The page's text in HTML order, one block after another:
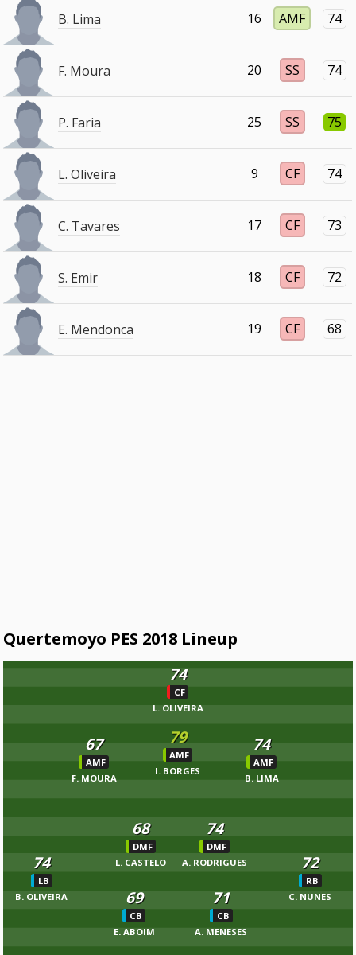
B. Lima 16 AMF 74
F. Moura 20 SS 74
P. Faria 25 SS 75
L. Oliveira 9 CF 74
C. Tavares 17 CF 73
S. Emir 18 CF 72
E. Mendonca 19 CF 68
Quertemoyo PES 2018 Lineup
71
CB
A. MENESES
69
CB
E. ABOIM
72
RB
C. NUNES
74
LB
B. OLIVEIRA
74
DMF
A. RODRIGUES
68
DMF
L. CASTELO
74
AMF
B. LIMA
79
AMF
I. BORGES
67
AMF
F. MOURA
74
CF
L. OLIVEIRA